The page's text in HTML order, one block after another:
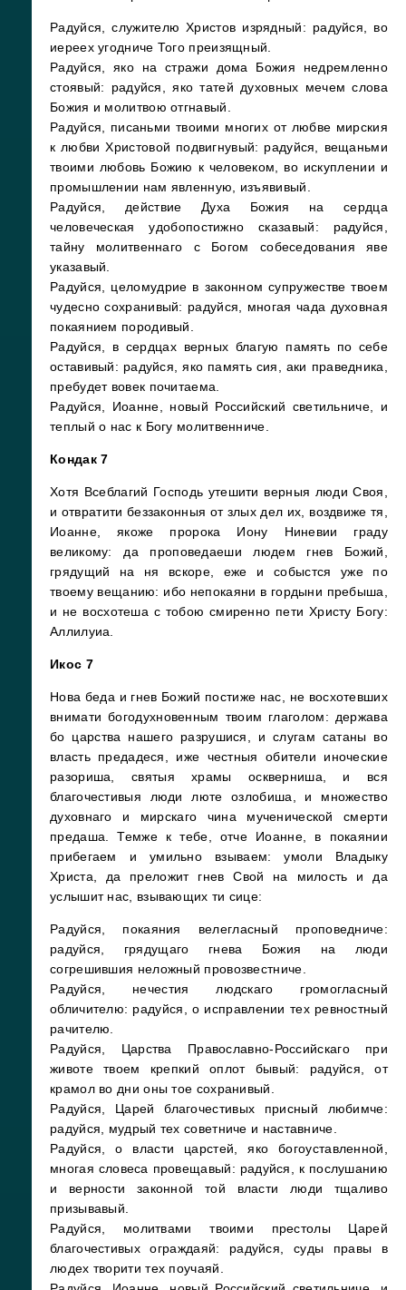
Радуйся, служителю Христов изрядный: радуйся, во
иереех угодниче Того преизящный.
Радуйся, яко на стражи дома Божия недремленно
стоявый: радуйся, яко татей духовных мечем слова
Божия и молитвою отгнавый.
Радуйся, писаньми твоими многих от любве мирския
к любви Христовой подвигнувый: радуйся, вещаньми
твоими любовь Божию к человеком, во искуплении и
промышлении нам явленную, изъявивый.
Радуйся, действие Духа Божия на сердца
человеческая удобопостижно сказавый: радуйся,
тайну молитвеннаго с Богом собеседования яве
указавый.
Радуйся, целомудрие в законном супружестве твоем
чудесно сохранивый: радуйся, многая чада духовная
покаянием породивый.
Радуйся, в сердцах верных благую память по себе
оставивый: радуйся, яко память сия, аки праведника,
пребудет вовек почитаема.
Радуйся, Иоанне, новый Российский светильниче, и
теплый о нас к Богу молитвенниче.
Кондак 7
Хотя Всеблагий Господь утешити верныя люди Своя,
и отвратити беззаконныя от злых дел их, воздвиже тя,
Иоанне, якоже пророка Иону Ниневии граду
великому: да проповедаеши людем гнев Божий,
грядущий на ня вскоре, еже и собыстся уже по
твоему вещанию: ибо непокаяни в гордыни пребыша,
и не восхотеша с тобою смиренно пети Христу Богу:
Аллилуиа.
Икос 7
Нова беда и гнев Божий постиже нас, не восхотевших
внимати богодухновенным твоим глаголом: держава
бо царства нашего разрушися, и слугам сатаны во
власть предадеся, иже честныя обители иноческие
разориша, святыя храмы оскверниша, и вся
благочестивыя люди люте озлобиша, и множество
духовнаго и мирскаго чина мученической смерти
предаша. Темже к тебе, отче Иоанне, в покаянии
прибегаем и умильно взываем: умоли Владыку
Христа, да преложит гнев Свой на милость и да
услышит нас, взывающих ти сице:
Радуйся, покаяния велегласный проповедниче:
радуйся, грядущаго гнева Божия на люди
согрешившия неложный провозвестниче.
Радуйся, нечестия людскаго громогласный
обличителю: радуйся, о исправлении тех ревностный
рачителю.
Радуйся, Царства Православно-Российскаго при
животе твоем крепкий оплот бывый: радуйся, от
крамол во дни оны тое сохранивый.
Радуйся, Царей благочестивых присный любимче:
радуйся, мудрый тех советниче и наставниче.
Радуйся, о власти царстей, яко богоуставленной,
многая словеса провещавый: радуйся, к послушанию
и верности законной той власти люди тщаливо
призывавый.
Радуйся, молитвами твоими престолы Царей
благочестивых ограждаяй: радуйся, суды правы в
людех творити тех поучаяй.